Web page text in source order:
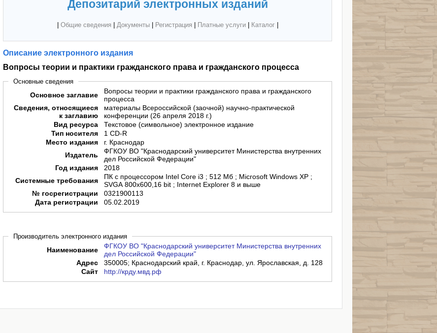
Депозитарий электронных изданий
Общие сведения Документы| Регистрация Платные услуги| Каталог|
Описание электронного издания
Вопросы теории и практики гражданского права и гражданского процесса
Основные сведения
Основное заглавие
Вопросы теории и практики гражданского права и гражданского
процесса
Сведения, относящиеся
к заглавию
материалы Всероссийской (заочной) научно-практической
конференции (26 апреля 2018 г.)
Вид ресурса
Текстовое (символьное) электронное издание
Тип носителя
1 CD-R
Место издания
г. Краснодар
Издатель
ФГКОУ ВО "Краснодарский университет Министерства внутренних
дел Российской Федерации"
Год издания
2018
Системные требования
ПК с процессором Intel Core i3 ; 512 Mб ; Microsoft Windows XP ;
SVGA 800x600,16 bit ; Internet Explorer 8 и выше
№ госрегистрации
0321900113
Дата регистрации
05.02.2019
Производитель электронного издания
Наименование
ФГКОУ ВО "Краснодарский университет Министерства внутренних
дел Российской Федерации"
Адрес
350005; Краснодарский край, г. Краснодар, ул. Ярославская, д. 128
Сайт
http://крду.мвд.рф